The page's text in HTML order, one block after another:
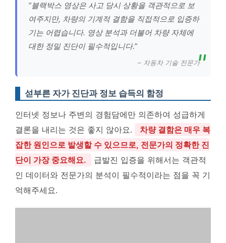
“블랙박스 영상은 사고 당시 상황을 객관적으로 보
여주지만, 차량의 기계적 결함을 직접적으로 입증하
기는 어렵습니다. 영상 분석과 더불어 차량 자체에
대한 정밀 진단이 필수적입니다.”
– 자동차 기술 전문가
섣부른 자가 진단과 정보 습득의 함정
인터넷 정보나 주변의 경험담에만 의존하여 성급하게
결론을 내리는 것은 좋지 않아요.
차량 결함은 매우 복
잡한 원인으로 발생할 수 있으므로, 전문가의 정확한 진
단이 가장 중요해요.
급발진 입증을 위해서는 객관적
인 데이터와 전문가의 분석이 필수적이라는 점을 꼭 기
억해주세요.